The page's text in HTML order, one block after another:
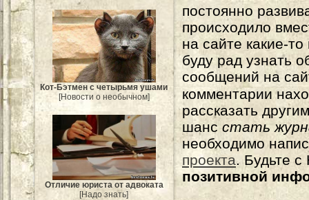
Кот-Бэтмен с четырьмя ушами
[Новости о необычном]
Отличие юриста от адвоката
[Надо знать]
постоянно
происходило
на сайте какие-
буду рад узнать
сообщений на
комментарии
рассказать
шанс стать
необходимо
проекта. Будьте
позитивной